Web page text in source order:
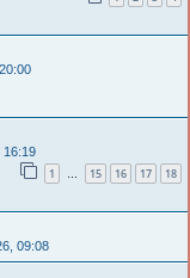
16:19
1 … 15 16 17 18
09:08